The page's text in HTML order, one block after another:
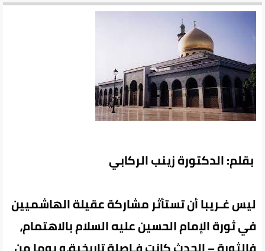
بقلم: الدكتورة زينب الركابي
ليس‌ غـريبا أن تستأثر مشاركة عقيلة الهاشميين
في ثورة الإمام الحسين عليه السلام بالاهتمام،